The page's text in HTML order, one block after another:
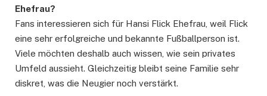
Ehefrau?
Fans interessieren sich für Hansi Flick Ehefrau, weil Flick
eine sehr erfolgreiche und bekannte Fußballperson ist.
Viele möchten deshalb auch wissen, wie sein privates
Umfeld aussieht. Gleichzeitig bleibt seine Familie sehr
diskret, was die Neugier noch verstärkt.